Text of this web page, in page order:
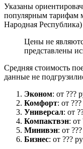
Указаны
популярным тарифам
Народная
Цены не
представлены
Средняя стоимость
данные не
Эконом: от ???
Комфорт: от
Универсал: от
Компактвэн: от
Минивэн: от
Бизнес: от ???